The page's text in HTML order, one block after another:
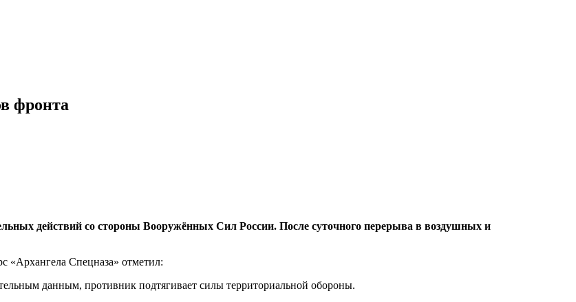
фронта
действий со стороны Вооружённых Сил России. После суточного перерыва в воздушных и
«Архангела Спецназа» отметил:
данным, противник подтягивает силы территориальной обороны.